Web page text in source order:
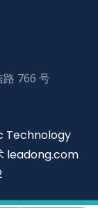
766 号
Technology
leadong.com